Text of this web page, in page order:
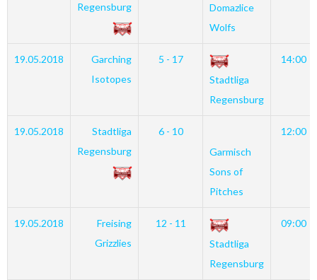
Regensburg
Domazlice
Wolfs
19.05.2018
Garching
Isotopes
5 - 17
Stadtliga
Regensburg
14:00
19.05.2018
Stadtliga
Regensburg
6 - 10
Garmisch
Sons of
Pitches
12:00
19.05.2018
Freising
Grizzlies
12 - 11
Stadtliga
Regensburg
09:00